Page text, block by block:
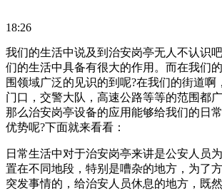
18:26
我们的生活中说及到治安岗亭无人不认识
们的生活中具备有很大的作用。而在我们
围领域广泛的见识的到呢?在我们的街道啊
门口，交警大队，高速公路等等的范围都
那么治安岗亭设备的应用能够给我们的日
优势呢?下面就来看看：
日常生活中对于治安岗亭来讲是公安人员
置在不同地段，特别是嘈杂的地方，为了
突发事情的，给治安人员休息的地方，既